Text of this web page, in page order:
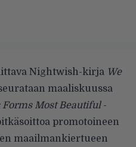
Nightwish-kirja We
maaliskuussa
Forms Most Beautiful-
promotoineen
maailmankiertueen